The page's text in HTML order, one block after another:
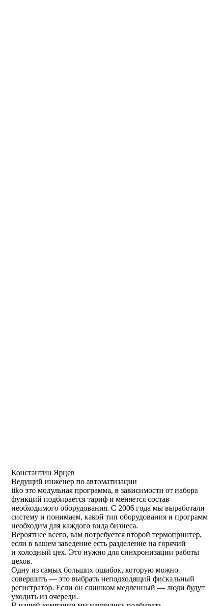
Константин Ярцев
Ведущий инженер по автоматизации
iiko это модульная программа, в зависимости от набора
функций подбирается тариф и меняется состав
необходимого оборудования. С 2006 года мы выработали
систему и понимаем, какой тип оборудования и программ
необходим для каждого вида бизнеса.
Вероятнее всего, вам потребуется второй термопринтер,
если в вашем заведение есть разделение на горячий
и холодный цех. Это нужно для синхронизации работы
цехов.
Одну из самых больших ошибок, которую можно
совершить — это выбрать неподходящий фискальный
регистратор. Если он слишком медленный — люди будут
уходить из очереди.